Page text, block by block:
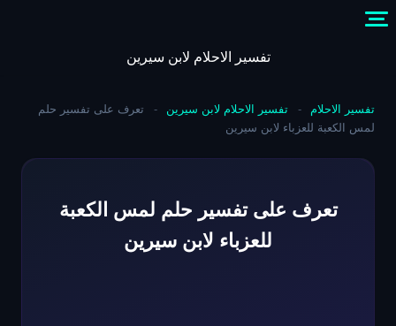
content
تفسير الاحلام لابن سيرين
تفسير الاحلام - تفسير الاحلام لابن سيرين -
تعرف على تفسير حلم
لمس الكعبة للعزباء لابن سيرين
تعرف على تفسير حلم لمس الكعبة
للعزباء لابن سيرين